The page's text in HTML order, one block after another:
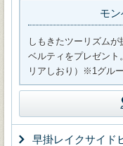
モ
しもきたツーリズム
ベルティをプレゼント
リアしおり）※1グル
早掛レイクサイド